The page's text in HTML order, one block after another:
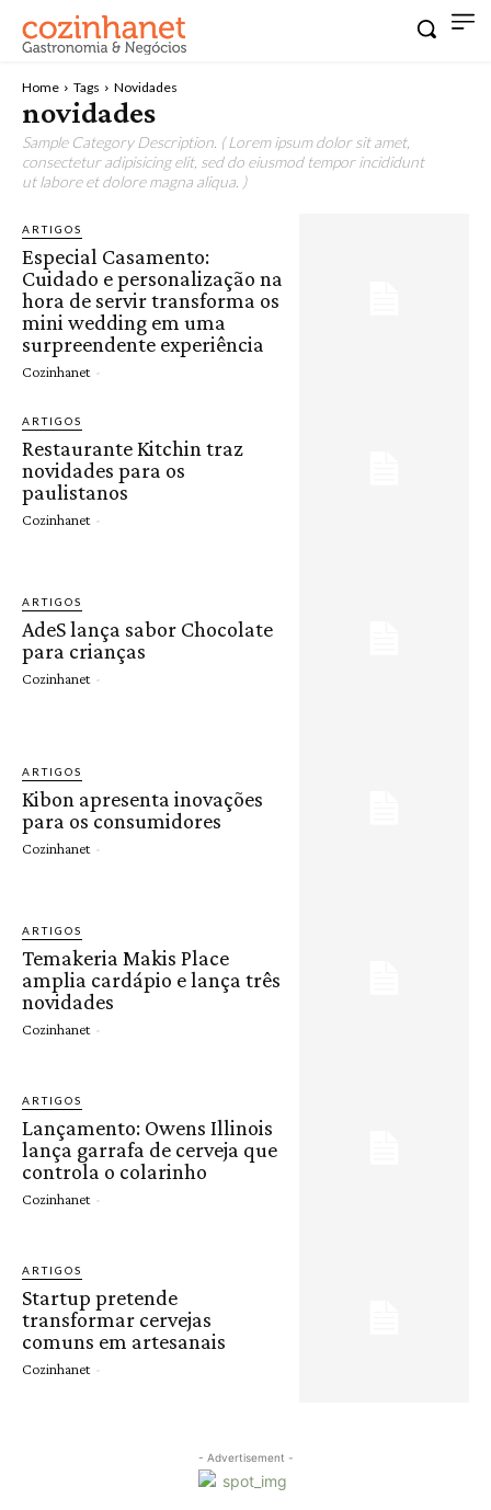
Home Tags Novidades
novidades
Sample Category Description. ( Lorem ipsum dolor sit amet,
consectetur adipisicing elit, sed do eiusmod tempor incididunt
ut labore et dolore magna aliqua. )
ARTIGOS
Especial Casamento:
Cuidado e personalização na
hora de servir transforma os
mini wedding em uma
surpreendente experiência
Cozinhanet -
ARTIGOS
Restaurante Kitchin traz
novidades para os
paulistanos
Cozinhanet -
ARTIGOS
AdeS lança sabor Chocolate
para crianças
Cozinhanet -
ARTIGOS
Kibon apresenta inovações
para os consumidores
Cozinhanet -
ARTIGOS
Temakeria Makis Place
amplia cardápio e lança três
novidades
Cozinhanet -
ARTIGOS
Lançamento: Owens Illinois
lança garrafa de cerveja que
controla o colarinho
Cozinhanet -
ARTIGOS
Startup pretende
transformar cervejas
comuns em artesanais
Cozinhanet -
- Advertisement -